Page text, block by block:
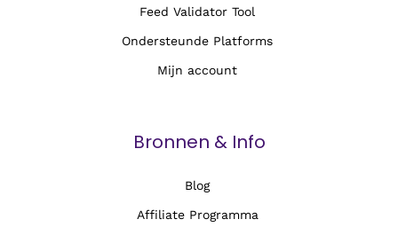
Feed Validator Tool
Ondersteunde Platforms
Mijn account
Bronnen & Info
Blog
Affiliate Programma